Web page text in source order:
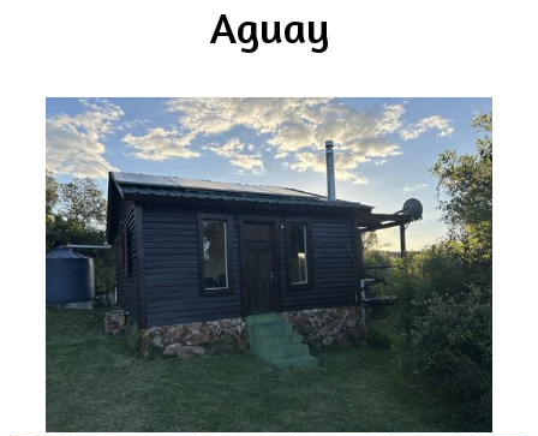
Aguay